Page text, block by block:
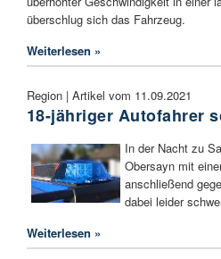
überschlug sich das Fahrzeug.
Weiterlesen »
Region | Artikel vom 11.09.2021
18-jähriger Autofahrer
In der Nacht zu
Obersayn mit
anschließend
dabei leider
Weiterlesen »